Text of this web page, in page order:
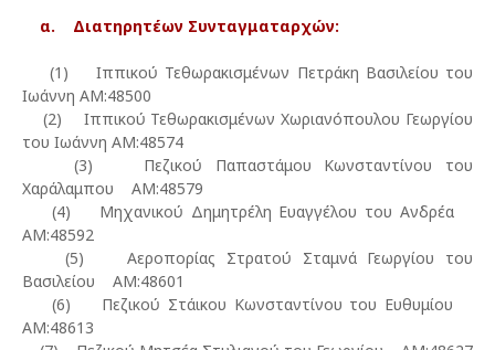
α. Διατηρητέων Συνταγματαρχών:
(1) Ιππικού Τεθωρακισμένων Πετράκη Βασιλείου του
Ιωάννη ΑΜ:48500
(2) Ιππικού Τεθωρακισμένων Χωριανόπουλου Γεωργίου
του Ιωάννη ΑΜ:48574
(3) Πεζικού Παπαστάμου Κωνσταντίνου του
Χαράλαμπου ΑΜ:48579
(4) Μηχανικού Δημητρέλη Ευαγγέλου του Ανδρέα
ΑΜ:48592
(5) Αεροπορίας Στρατού Σταμνά Γεωργίου του
Βασιλείου ΑΜ:48601
(6) Πεζικού Στάικου Κωνσταντίνου του Ευθυμίου
ΑΜ:48613